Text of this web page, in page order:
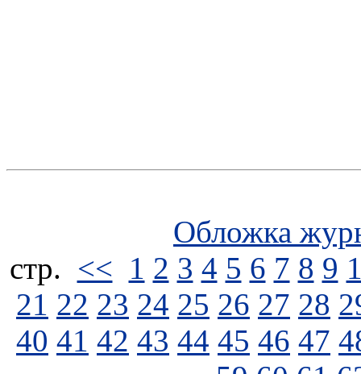
Обложка
стp. << 1 2 3 4 5 6 7 8 9
21 22 23 24 25 26 27 28
40 41 42 43 44 45 46 47